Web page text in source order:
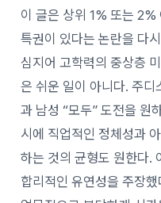
이 글은 상위 1% 또는 2%
특권이 있다는 논란을 다
심지어 고학력의 중상층
은 쉬운 일이 아니다. 주디
과 남성 “모두” 도전을 원
시에 직업적인 정체성과
하는 것의 균형도 원한다.
합리적인 유연성을 주장